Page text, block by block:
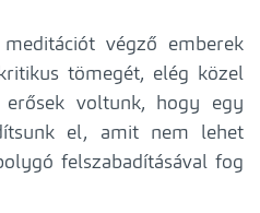
végző emberek
tömegét, elég közel
voltunk, hogy egy
el, amit nem lehet
felszabadításával fog